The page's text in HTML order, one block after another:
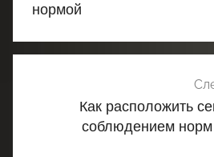
нормой
Как расположить
соблюдением